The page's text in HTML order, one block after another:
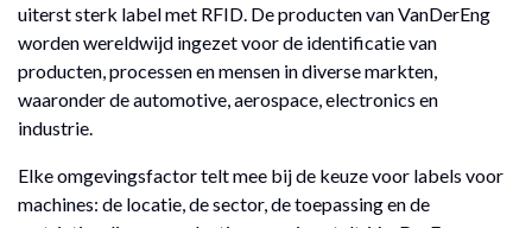
uiterst sterk label met RFID. De producten van VanDerEng
worden wereldwijd ingezet voor de identificatie van
producten, processen en mensen in diverse markten,
waaronder de automotive, aerospace, electronics en
industrie.
Elke omgevingsfactor telt mee bij de keuze voor labels voor
machines: de locatie, de sector, de toepassing en de